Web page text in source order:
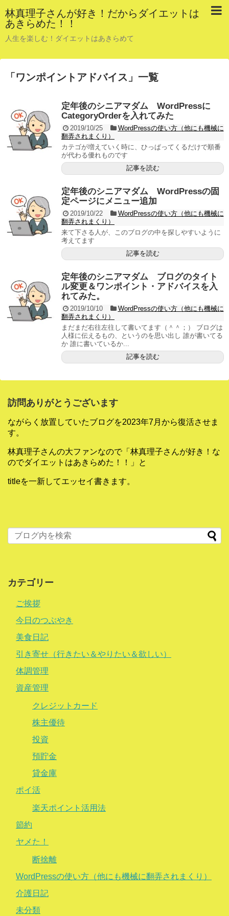
林真理子さんが好き！だからダイエットは
あきらめた！！
人生を楽しむ！ダイエットはあきらめて
「 ワンポイントアドバイス 」 一覧
定年後のシニアマダム WordPressに
CategoryOrderを入れてみた
2019/10/25
WordPressの使い方（他にも機械に
翻弄されまくり）
カテゴが増えていく時に、ひっぱってくるだけで順番
が代わる優れものです
記事を読む
定年後のシニアマダム WordPressの固
定ページにメニュー追加
2019/10/22
WordPressの使い方（他にも機械に
翻弄されまくり）
来て下さる人が、このブログの中を探しやすいように
考えてます
記事を読む
定年後のシニアマダム ブログのタイト
ル変更＆ワンポイント・アドバイスを入
れてみた。
2019/10/10
WordPressの使い方（他にも機械に
翻弄されまくり）
まだまだ右往左往して書いてます（＾＾；） ブログは
人様に伝えるもの、というのを思い出し 誰が書いてる
か 誰に書いているか...
記事を読む
訪問ありがとうございます
ながらく放置していたブログを2023年7月から復活させま
す。
林真理子さんの大ファンなので「林真理子さんが好き！な
のでダイエットはあきらめた！！」と
titleを一新してエッセイ書きます。
カテゴリー
ご挨拶
今日のつぶやき
美食日記
引き寄せ（行きたい＆やりたい＆欲しい）
体調管理
資産管理
クレジットカード
株主優待
投資
預貯金
貸金庫
ポイ活
楽天ポイント活用法
節約
ヤメた！
断捨離
WordPressの使い方（他にも機械に翻弄されまくり）
介護日記
未分類